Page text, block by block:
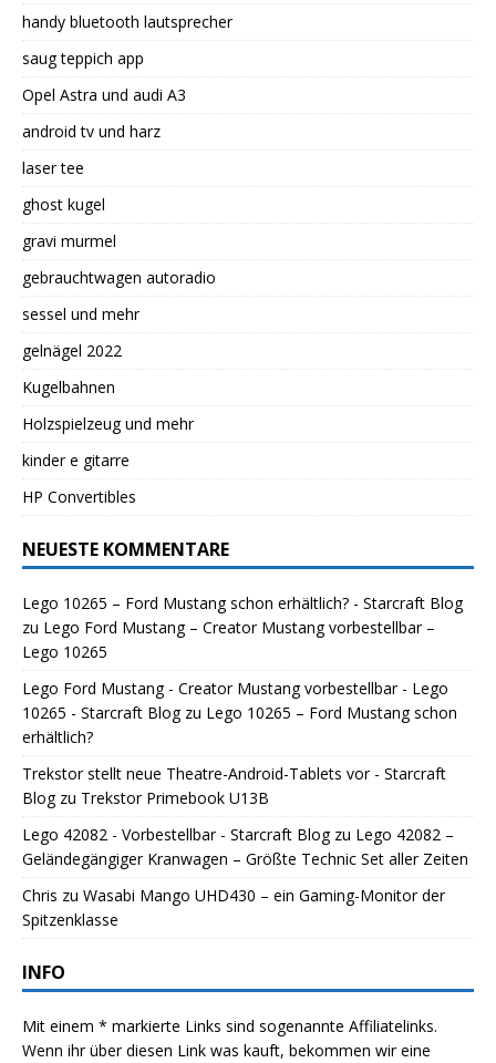
handy bluetooth lautsprecher
saug teppich app
Opel Astra und audi A3
android tv und harz
laser tee
ghost kugel
gravi murmel
gebrauchtwagen autoradio
sessel und mehr
gelnägel 2022
Kugelbahnen
Holzspielzeug und mehr
kinder e gitarre
HP Convertibles
NEUESTE KOMMENTARE
Lego 10265 – Ford Mustang schon erhältlich? - Starcraft Blog
zu Lego Ford Mustang – Creator Mustang vorbestellbar –
Lego 10265
Lego Ford Mustang - Creator Mustang vorbestellbar - Lego
10265 - Starcraft Blogzu Lego 10265 – Ford Mustang schon
erhältlich?
Trekstor stellt neue Theatre-Android-Tablets vor - Starcraft
Blogzu Trekstor Primebook U13B
Lego 42082 - Vorbestellbar - Starcraft Blogzu Lego 42082 –
Geländegängiger Kranwagen – Größte Technic Set aller Zeiten
Chris zu Wasabi Mango UHD430 – ein Gaming-Monitor der
Spitzenklasse
INFO
Mit einem * markierte Links sind sogenannte Affiliatelinks.
Wenn ihr über diesen Link was kauft, bekommen wir eine